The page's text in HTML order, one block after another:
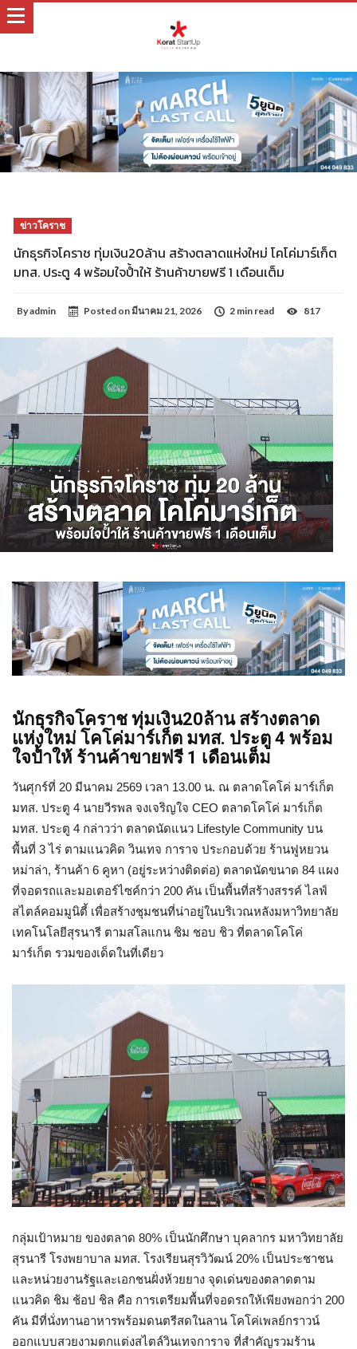
ข่าวโคราช
นักธุรกิจโคราช ทุ่มเงิน20ล้าน สร้างตลาดแห่งใหม่ โคโค่มาร์เก็ต
มทส. ประตู 4 พร้อมใจปํ้าให้ ร้านค้าขายฟรี 1 เดือนเต็ม
Byadmin Posted onมีนาคม 21, 2026 2 min read 817
นักธุรกิจโคราช ทุ่มเงิน20ล้าน สร้างตลาด
แห่งใหม่ โคโค่มาร์เก็ต มทส. ประตู 4 พร้อม
ใจปํ้าให้ ร้านค้าขายฟรี 1 เดือนเต็ม
วันศุกร์ที่ 20 มีนาคม 2569 เวลา 13.00 น. ณ ตลาดโคโค่ มาร์เก็ต
มทส. ประตู 4 นายวีรพล จงเจริญใจ CEO ตลาดโคโค่ มาร์เก็ต
มทส. ประตู 4 กล่าวว่า ตลาดนัดแนว Lifestyle Community บน
พื้นที่ 3 ไร่ ตามแนวคิด วินเทจ การาจ ประกอบด้วย ร้านฟูหยวน
หม่าล่า, ร้านค้า 6 คูหา (อยู่ระหว่างติดต่อ) ตลาดนัดขนาด 84 แผง
ที่จอดรถและมอเตอร์ไซค์กว่า 200 คัน เป็นพื้นที่สร้างสรรค์ ไลฟ์
สไตล์คอมมูนิตี้ เพื่อสร้างชุมชนที่น่าอยู่ในบริเวณหลังมหาวิทยาลัย
เทคโนโลยีสุรนารี ตามสโลแกน ชิม ชอบ ชิว ที่ตลาดโคโค่
มาร์เก็ต รวมของเด็ดในที่เดียว
กลุ่มเป้าหมาย ของตลาด 80% เป็นนักศึกษา บุคลากร มหาวิทยาลัย
สุรนารี โรงพยาบาล มทส. โรงเรียนสุรวิวัฒน์ 20% เป็นประชาชน
และหน่วยงานรัฐและเอกชนฝั่งห้วยยาง จุดเด่นของตลาดตาม
แนวคิด ชิม ช้อป ชิล คือ การเตรียมพื้นที่จอดรถให้เพียงพอกว่า 200
คัน มีที่นั่งทานอาหารพร้อมดนตรีสดในลาน โคโค่เพลย์กราวน์
ออกแบบสวยงามตกแต่งสไตล์วินเทจการาจ ที่สำคัญรวมร้าน